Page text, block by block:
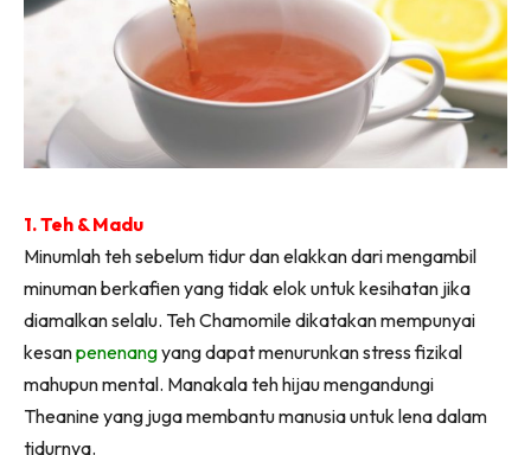
1. Teh & Madu
Minumlah teh sebelum tidur dan elakkan dari mengambil
minuman berkafien yang tidak elok untuk kesihatan jika
diamalkan selalu. Teh Chamomile dikatakan mempunyai
kesanpenenangyang dapat menurunkan stress fizikal
mahupun mental. Manakala teh hijau mengandungi
Theanine yang juga membantu manusia untuk lena dalam
tidurnya.